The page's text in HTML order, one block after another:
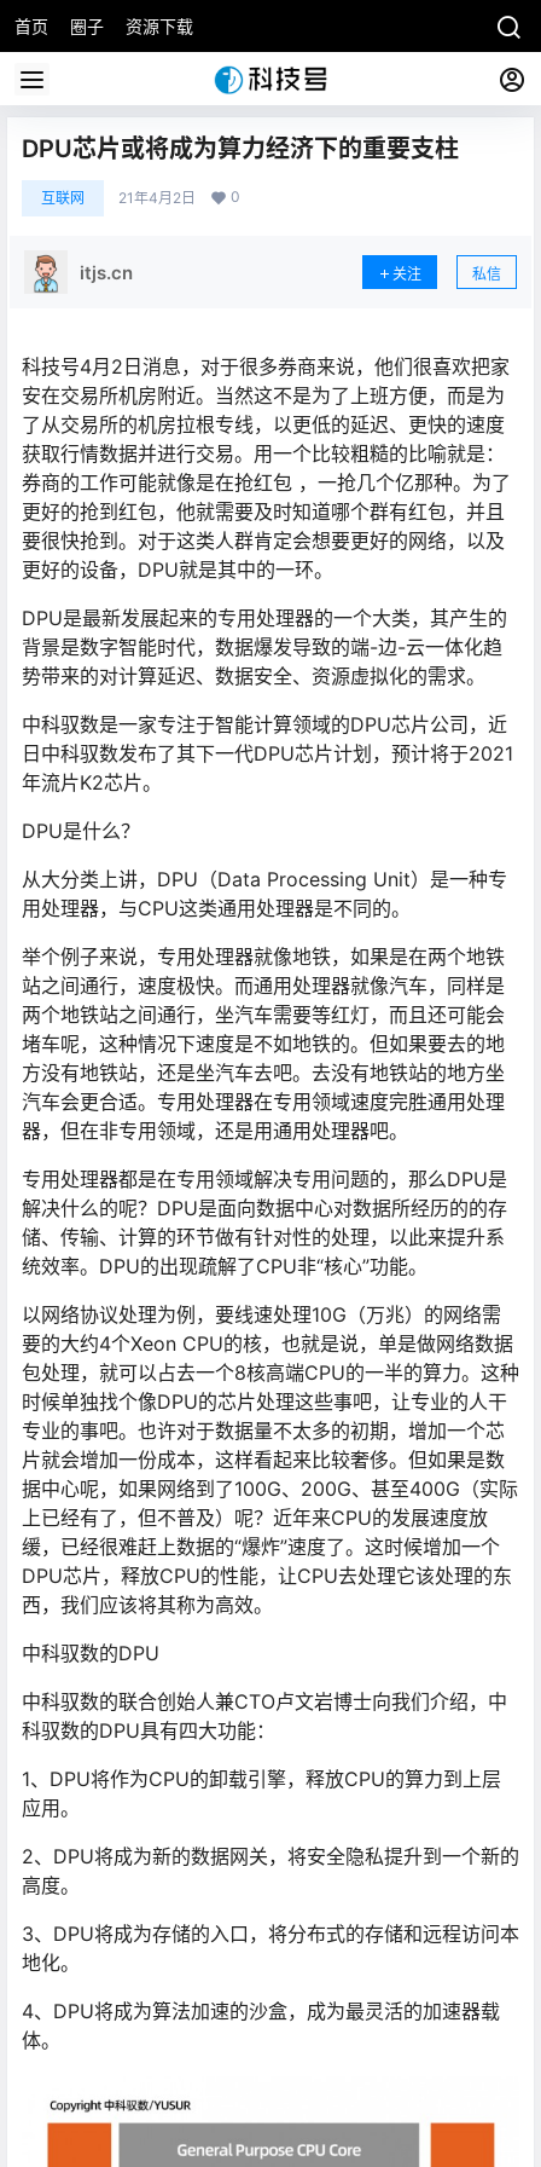
首页 圈子 资源下载
DPU芯片或将成为算力经济下的重要支柱
互联网 21年4月2日 0
itjs.cn 关注 私信
科技号4月2日消息，对于很多券商来说，他们很喜欢把家
安在交易所机房附近。当然这不是为了上班方便，而是为
了从交易所的机房拉根专线，以更低的延迟、更快的速度
获取行情数据并进行交易。用一个比较粗糙的比喻就是：
券商的工作可能就像是在抢红包 ，一抢几个亿那种。为了
更好的抢到红包，他就需要及时知道哪个群有红包，并且
要很快抢到。对于这类人群肯定会想要更好的网络，以及
更好的设备，DPU就是其中的一环。
DPU是最新发展起来的专用处理器的一个大类，其产生的
背景是数字智能时代，数据爆发导致的端-边-云一体化趋
势带来的对计算延迟、数据安全、资源虚拟化的需求。
中科驭数是一家专注于智能计算领域的DPU芯片公司，近
日中科驭数发布了其下一代DPU芯片计划，预计将于2021
年流片K2芯片。
DPU是什么？
从大分类上讲，DPU（Data Processing Unit）是一种专
用处理器，与CPU这类通用处理器是不同的。
举个例子来说，专用处理器就像地铁，如果是在两个地铁
站之间通行，速度极快。而通用处理器就像汽车，同样是
两个地铁站之间通行，坐汽车需要等红灯，而且还可能会
堵车呢，这种情况下速度是不如地铁的。但如果要去的地
方没有地铁站，还是坐汽车去吧。去没有地铁站的地方坐
汽车会更合适。专用处理器在专用领域速度完胜通用处理
器，但在非专用领域，还是用通用处理器吧。
专用处理器都是在专用领域解决专用问题的，那么DPU是
解决什么的呢？DPU是面向数据中心对数据所经历的的存
储、传输、计算的环节做有针对性的处理，以此来提升系
统效率。DPU的出现疏解了CPU非“核心”功能。
以网络协议处理为例，要线速处理10G（万兆）的网络需
要的大约4个Xeon CPU的核，也就是说，单是做网络数据
包处理，就可以占去一个8核高端CPU的一半的算力。这种
时候单独找个像DPU的芯片处理这些事吧，让专业的人干
专业的事吧。也许对于数据量不太多的初期，增加一个芯
片就会增加一份成本，这样看起来比较奢侈。但如果是数
据中心呢，如果网络到了100G、200G、甚至400G（实际
上已经有了，但不普及）呢？近年来CPU的发展速度放
缓，已经很难赶上数据的“爆炸”速度了。这时候增加一个
DPU芯片，释放CPU的性能，让CPU去处理它该处理的东
西，我们应该将其称为高效。
中科驭数的DPU
中科驭数的联合创始人兼CTO卢文岩博士向我们介绍，中
科驭数的DPU具有四大功能：
1、DPU将作为CPU的卸载引擎，释放CPU的算力到上层
应用。
2、DPU将成为新的数据网关，将安全隐私提升到一个新的
高度。
3、DPU将成为存储的入口，将分布式的存储和远程访问本
地化。
4、DPU将成为算法加速的沙盒，成为最灵活的加速器载
体。